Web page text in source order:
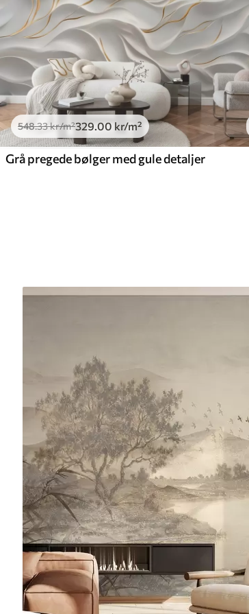
548.33kr/m²329.00 kr/m²
Grå pregede bølger med gule detaljer